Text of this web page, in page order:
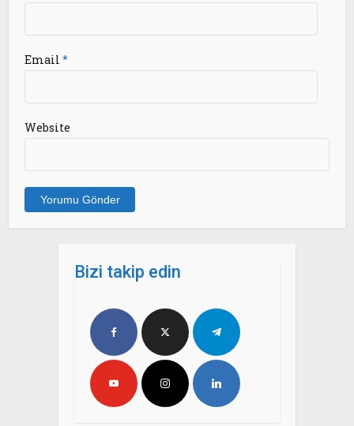
Email*
Website
Bizi takip edin